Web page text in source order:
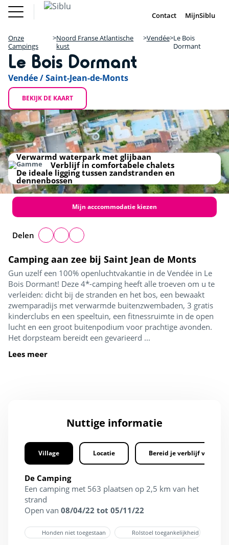
Overslaan
en
de
inhoud
gaan
Fun Pass
Parken)
FR IE EN
Vakantie Inspiratie
Aanbiedingen
Accommodaties / Kampeerplaatsen
Ontdek Siblu
Fun Pass (Franse Parken)
Chalet Kopen
DE FR
Contact MijnSiblu
Onze
Campings
Noord Franse Atlantische
kust
Vendée Le Bois
Dormant
Le Bois Dormant
Vendée / Saint-Jean-de-Monts
BEKIJK DE KAART
+
−
Camping du Bois Dormant
Camping aan zee bij Saint Jean de Monts
Gun uzelf een 100% openluchtvakantie in de Vendée in Le
Bois Dormant! Deze 4*-camping heeft alle troeven om u te
verleiden: dicht bij de stranden en het bos, een bewaakt
zwemparadijs met verwarmde buitenzwembaden, 3 gratis
kinderclubs en een speeltuin, een fitnessruimte in de open
lucht en een groot buitenpodium voor prachtige avonden.
Het dorpsteam bereidt een gevarieerd ...
Lees meer
Verwarmd waterpark met glijbaan
Verblijf in comfortabele chalets
De ideale ligging tussen zandstranden en
dennenbossen
Mijn acccommodatie kiezen
Delen
Nuttige informatie
Village Locatie Bereid je verblijf voor
De Camping
Een camping met 563 plaatsen op 2,5 km van het
strand
Open van 08/04/22 tot 05/11/22
Honden niet toegestaan Rolstoel toegankelijkheid